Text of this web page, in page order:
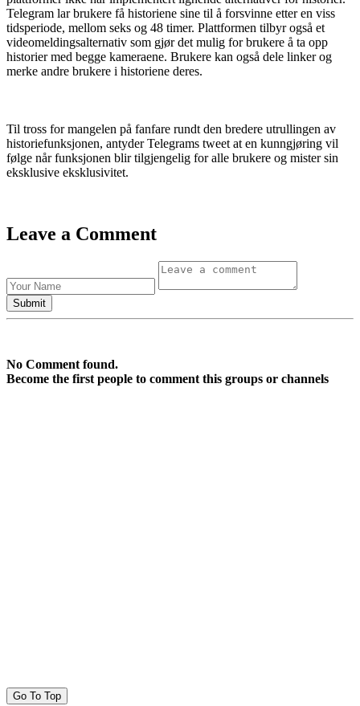
Telegram lar brukere få historiene sine til å forsvinne etter en viss
tidsperiode, mellom seks og 48 timer. Plattformen tilbyr også et
videomeldingsalternativ som gjør det mulig for brukere å ta opp
historier med begge kameraene. Brukere kan også dele linker og
merke andre brukere i historiene deres.
Til tross for mangelen på fanfare rundt den bredere utrullingen av
historiefunksjonen, antyder Telegrams tweet at en kunngjøring vil
følge når funksjonen blir tilgjengelig for alle brukere og mister sin
eksklusive eksklusivitet.
Leave a Comment
No Comment found.
Become the first people to comment this groups or channels
Go To Top